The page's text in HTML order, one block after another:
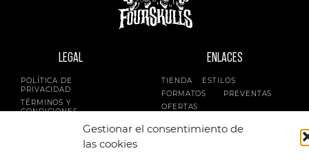
Gestionar el consentimiento de
las cookies
LEGAL
POLÍTICA DE
PRIVACIDAD
TÉRMINOS Y
CONDICIONES
POLÍTICA DE COOKIES
ENLACES
TIENDA
ESTILOS
FORMATOS
PREVENTAS
OFERTAS
FOUR SKULLS